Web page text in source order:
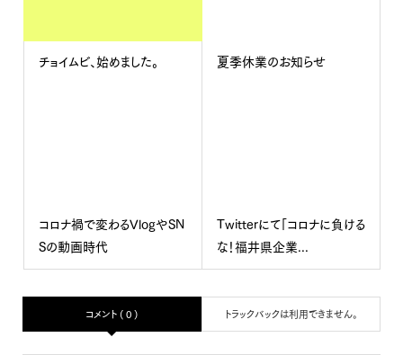
チョイムビ、始めました。 夏季休業のお知らせ
コロナ禍で変わるVlogやSN
Sの動画時代
Twitterにて「コロナに負ける
な！福井県企業...
コメント ( 0 ) トラックバックは利用できません。